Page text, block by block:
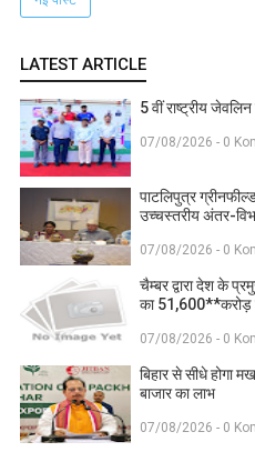
LATEST ARTICLE
5 वीं राष्ट्रीय
07/08/2026 - 0
पाटलिपुत्र
उच्चस्तरीय अंतर-
07/08/2026 - 0
चैम्बर द्वारा देश के
का 51,600**करोड़
07/08/2026 - 0
बिहार से सीधे होगा
बाजार का लाभ
07/08/2026 - 0